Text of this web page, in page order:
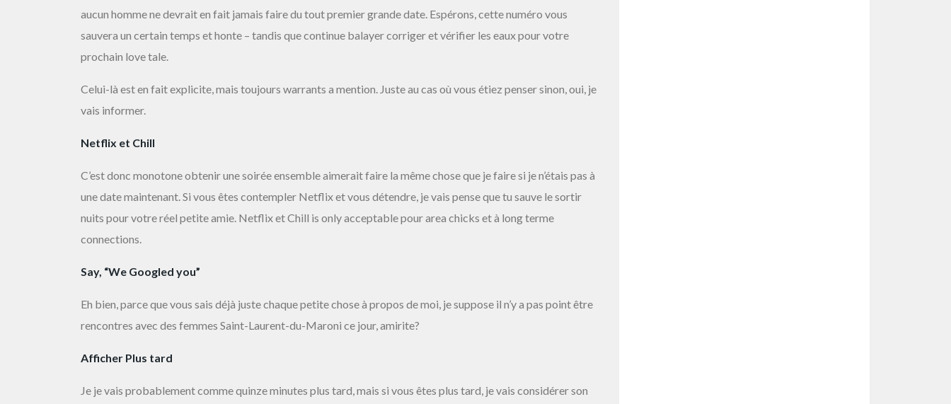
aucun homme ne devrait en fait jamais faire du tout premier grande date. Espérons, cette numéro vous
sauvera un certain temps et honte – tandis que continue balayer corriger et vérifier les eaux pour votre
prochain love tale.
Celui-là est en fait explicite, mais toujours warrants a mention. Juste au cas où vous étiez penser sinon, oui, je
vais informer.
Netflix et Chill
C’est donc monotone obtenir une soirée ensemble aimerait faire la même chose que je faire si je n’étais pas à
une date maintenant. Si vous êtes contempler Netflix et vous détendre, je vais pense que tu sauve le sortir
nuits pour votre réel petite amie. Netflix et Chill is only acceptable pour area chicks et à long terme
connections.
Say, “We Googled you”
Eh bien, parce que vous sais déjà juste chaque petite chose à propos de moi, je suppose il n’y a pas point être
rencontres avec des femmes Saint-Laurent-du-Maroni ce jour, amirite?
Afficher Plus tard
Je je vais probablement comme quinze minutes plus tard, mais si vous êtes plus tard, je vais considérer son